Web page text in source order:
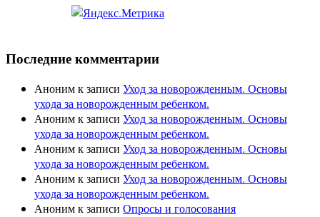
Последние комментарии
Анонимк записи Уход за новорожденным. Основы
ухода за новорожденным ребенком.
Анонимк записи Уход за новорожденным. Основы
ухода за новорожденным ребенком.
Анонимк записи Уход за новорожденным. Основы
ухода за новорожденным ребенком.
Анонимк записи Уход за новорожденным. Основы
ухода за новорожденным ребенком.
Анонимк записи Опросы и голосования